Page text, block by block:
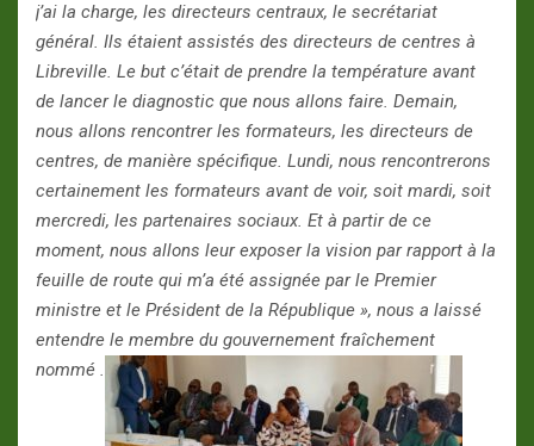
j’ai la charge, les directeurs centraux, le secrétariat
général. Ils étaient assistés des directeurs de centres à
Libreville. Le but c’était de prendre la température avant
de lancer le diagnostic que nous allons faire. Demain,
nous allons rencontrer les formateurs, les directeurs de
centres, de manière spécifique. Lundi, nous rencontrerons
certainement les formateurs avant de voir, soit mardi, soit
mercredi, les partenaires sociaux. Et à partir de ce
moment, nous allons leur exposer la vision par rapport à la
feuille de route qui m’a été assignée par le Premier
ministre et le Président de la République », nous a laissé
entendre le membre du gouvernement fraîchement
nommé .